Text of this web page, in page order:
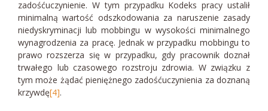
zadośćuczynienie. W tym przypadku Kodeks pracy ustalił
minimalną wartość odszkodowania za naruszenie zasady
niedyskryminacji lub mobbingu w wysokości minimalnego
wynagrodzenia za pracę. Jednak w przypadku mobbingu to
prawo rozszerza się w przypadku, gdy pracownik doznał
trwałego lub czasowego rozstroju zdrowia. W związku z
tym może żądać pieniężnego zadośćuczynienia za doznaną
krzywdę[4].